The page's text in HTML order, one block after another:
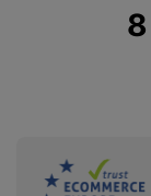
Sdružení